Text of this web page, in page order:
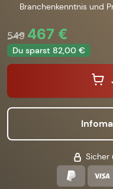
Branchenkenntnis und
549 467 €
Du sparst 82,00 €
Sicher